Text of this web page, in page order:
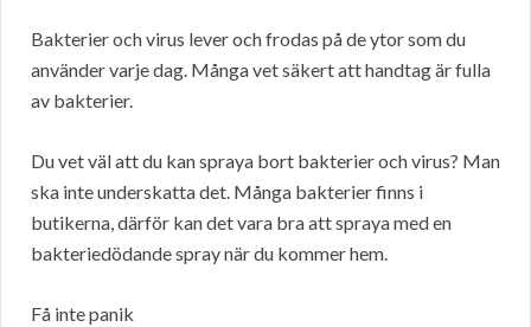
Bakterier och virus lever och frodas på de ytor som du
använder varje dag. Många vet säkert att handtag är fulla
av bakterier.
Du vet väl att du kan spraya bort bakterier och virus? Man
ska inte underskatta det. Många bakterier finns i
butikerna, därför kan det vara bra att spraya med en
bakteriedödande spray när du kommer hem.
Få inte panik